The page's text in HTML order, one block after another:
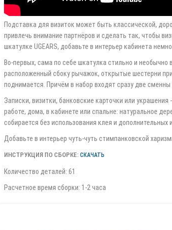
Подставка для визиток может быть классической,
привлечь внимание партнёров и сделать так, чтобы
шкатулке UGEARS, добавьте в интерьер кабинета
Во-первых, сама по себе шкатулка стильно и
расположенный сбоку рычажок, открытые шестерни
поднимается. Причём в набор входят сразу две
Записки, визитки, банковские карточки или
работе, дома, в кабинете или спальне: натуральное
собирается без использования клея и дополнительных
Добавьте в интерьер чуть-чуть стимпанковской
ИНСТРУКЦИЯ ПО СБОРКЕ: СКАЧАТЬ
Количество деталей: 61
Расчетное время сборки: 1-2 часа